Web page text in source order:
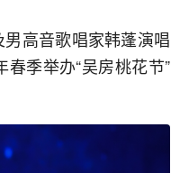
高音歌唱家韩蓬演唱
季举办“吴房桃花节”